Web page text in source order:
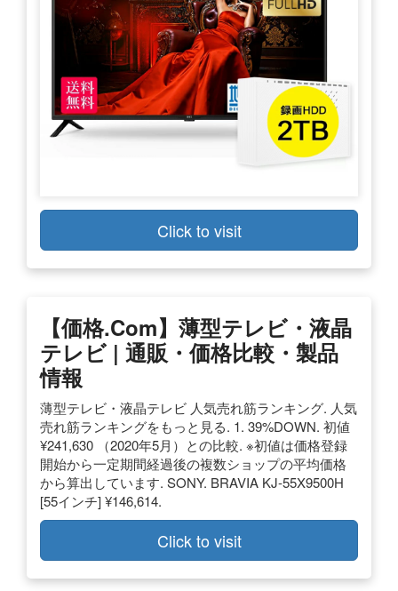
Click to visit
【価格.com】薄型テレビ・液晶
テレビ | 通販・価格比較・製品
情報
薄型テレビ・液晶テレビ 人気売れ筋ランキング. 人気
売れ筋ランキングをもっと見る. 1. 39%DOWN. 初値
¥241,630 （2020年5月）との比較. ※初値は価格登録
開始から一定期間経過後の複数ショップの平均価格
から算出しています. SONY. BRAVIA KJ-55X9500H
[55インチ] ¥146,614.
Click to visit